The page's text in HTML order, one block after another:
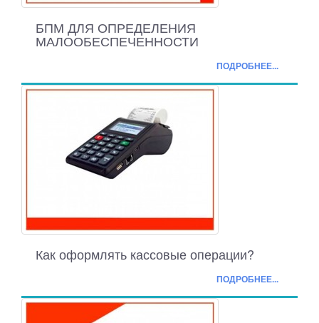
БПМ ДЛЯ ОПРЕДЕЛЕНИЯ
МАЛООБЕСПЕЧЕННОСТИ
ПОДРОБНЕЕ...
Как оформлять кассовые операции?
ПОДРОБНЕЕ...